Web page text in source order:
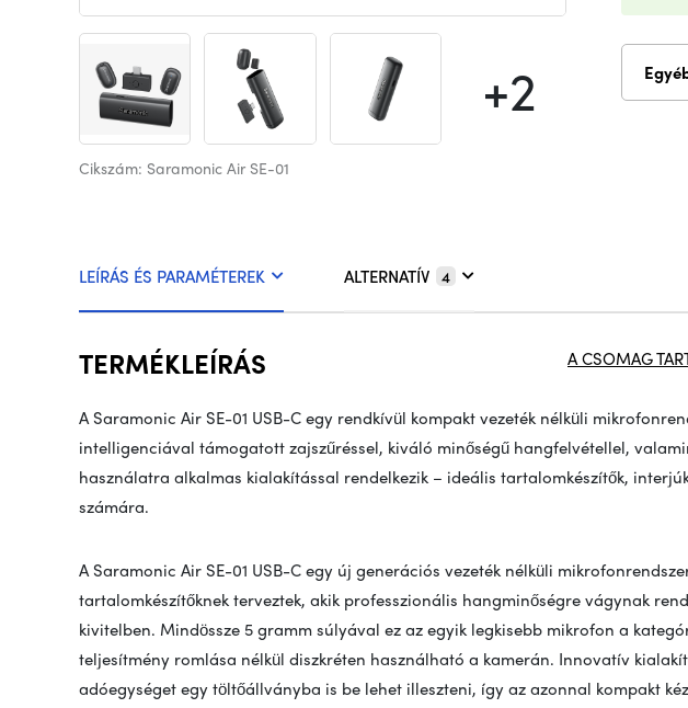
+2
Cikszám: Saramonic Air SE-01
LEÍRÁS ÉS PARAMÉTEREK ALTERNATÍV 4
A CSOMAG
TERMÉKLEÍRÁS
A Saramonic Air SE-01 USB-C egy rendkívül kompakt vezeték nélküli
intelligenciával támogatott zajszűréssel, kiváló minőségű hangfelvétellel,
használatra alkalmas kialakítással rendelkezik – ideális tartalomkészítők,
számára.
A Saramonic Air SE-01 USB-C egy új generációs vezeték nélküli
tartalomkészítőknek terveztek, akik professzionális hangminőségre vágynak
kivitelben. Mindössze 5 gramm súlyával ez az egyik legkisebb mikrofon a
teljesítmény romlása nélkül diszkréten használható a kamerán. Innovatív
adóegységet egy töltőállványba is be lehet illeszteni, így az azonnal kompakt